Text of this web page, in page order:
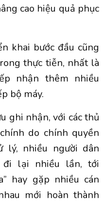
cao hiệu quả phục
khai bước đầu cũng
thực tiễn, nhất là
nhận thêm nhiều
bộ máy.
ghi nhận, với các thủ
do chính quyền
lý, nhiều người dân
đi lại nhiều lần, tới
hay gặp nhiều cán
mới hoàn thành